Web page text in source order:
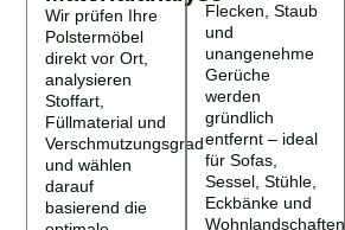
Wir prüfen Ihre
Polstermöbel
direkt vor Ort,
analysieren
Stoffart,
Füllmaterial und
Verschmutzungsgrad
und wählen
darauf
basierend die
optimale,
Flecken, Staub
und
unangenehme
Gerüche
werden
gründlich
entfernt – ideal
für Sofas,
Sessel, Stühle,
Eckbänke und
Wohnlandschaften.